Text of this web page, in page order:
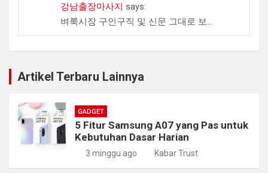
강남출장마사지 says:
벼룩시장 구인구직 및 신문 그대로 보...
Artikel Terbaru Lainnya
GADGET
5 Fitur Samsung A07 yang Pas untuk
Kebutuhan Dasar Harian
3 minggu ago Kabar Trust